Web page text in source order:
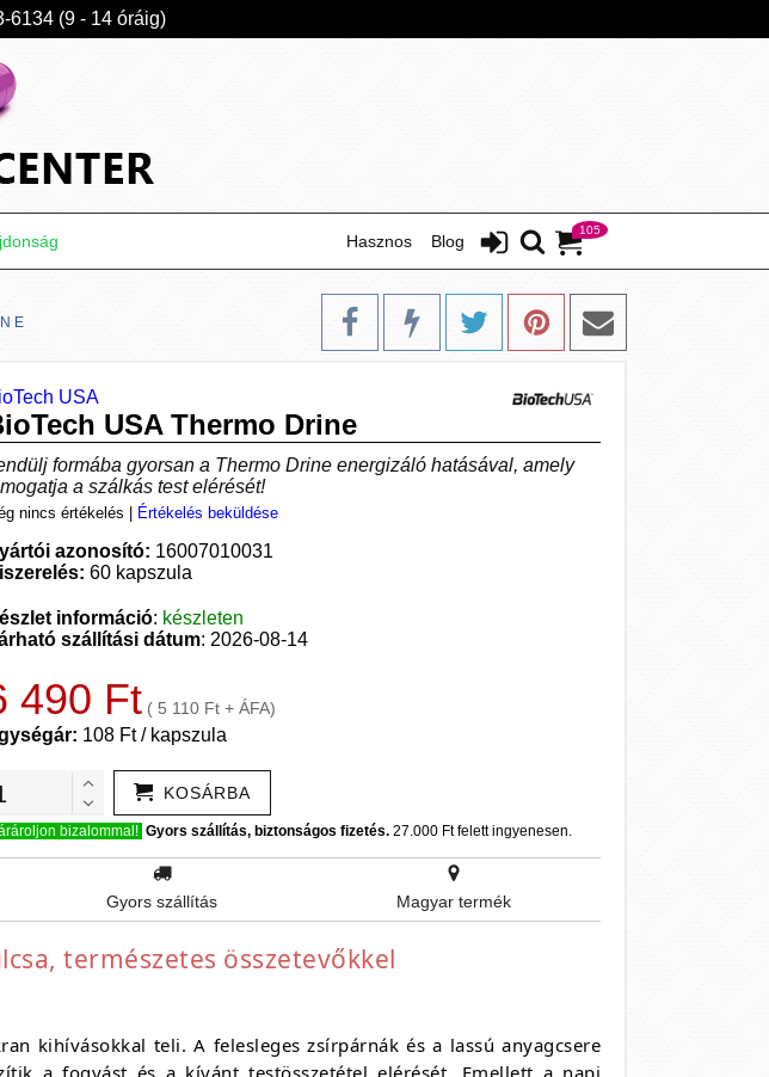
6134 (9 - 14 óráig)
105
Blog
Hasznos
USA
USA Thermo Drine
formába gyorsan a Thermo Drine energizáló hatásával, amely
a szálkás test elérését!
nincs értékelés Értékelés beküldése
azonosító: 16007010031
60 kapszula
információ: készleten
szállítási dátum: 2026-08-14
490 Ft ( 5 110 Ft + ÁFA)
108 Ft / kapszula
KOSÁRBA
bizalommal! Gyors szállítás, biztonságos fizetés. 27.000 Ft felett ingyenesen.
Gyors szállítás Magyar termék
természetes összetevőkkel
kihívásokkal teli. A felesleges zsírpárnák és a lassú anyagcsere
a fogyást és a kívánt testösszetétel elérését. Emellett a napi